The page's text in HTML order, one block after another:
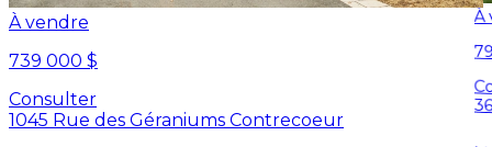
À vendre
739 000 $
Consulter
1045 Rue des Géraniums Contrecoeur
À